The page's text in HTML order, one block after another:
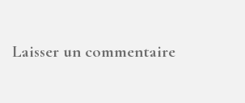
Laisser un commentaire